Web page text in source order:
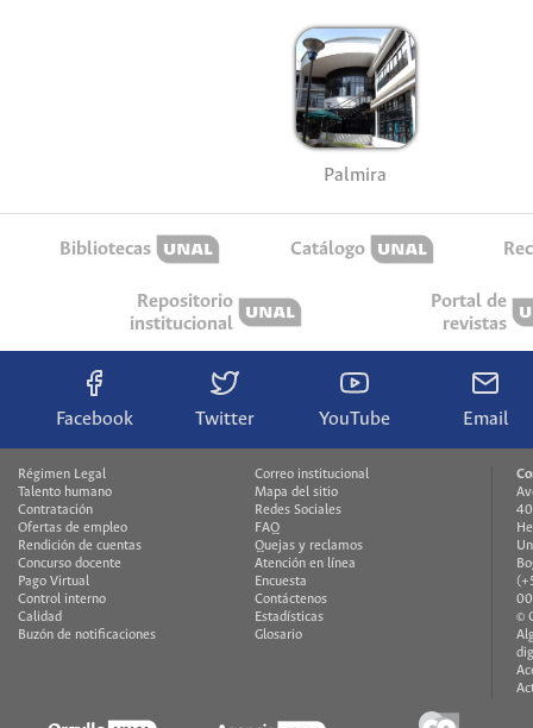
Palmira
Bibliotecas Catálogo
Repositorio
institucional
Portal de
revistas
Facebook Twitter YouTube Email
Régimen Legal
Talento humano
Contratación
Ofertas de empleo
Rendición de cuentas
Concurso docente
Pago Virtual
Control interno
Calidad
Buzón de notificaciones
Correo institucional
Mapa del sitio
Redes Sociales
FAQ
Quejas y reclamos
Atención en línea
Encuesta
Contáctenos
Estadísticas
Glosario
©